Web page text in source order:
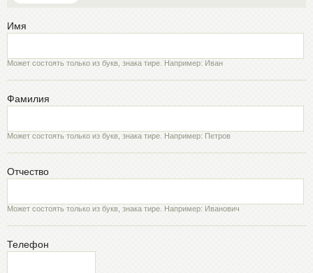
Имя
Может состоять только из букв, знака тире. Например: Иван
Фамилия
Может состоять только из букв, знака тире. Например: Петров
Отчество
Может состоять только из букв, знака тире. Например: Иванович
Телефон